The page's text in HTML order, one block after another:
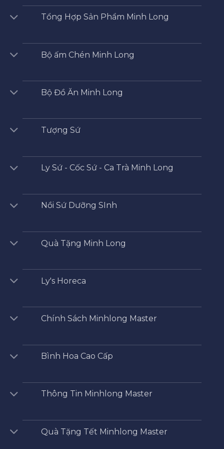
Tổng Hợp Sản Phẩm Minh Long
Bộ ấm Chén Minh Long
Bộ Đồ Ăn Minh Long
Tượng Sứ
Ly Sứ - Cốc Sứ - Ca Trà Minh Long
Nồi Sứ Dưỡng SInh
Quà Tặng Minh Long
Ly's Horeca
Chính Sách Minhlong Master
Bình Hoa Cao Cấp
Thông Tin Minhlong Master
Quà Tặng Tết Minhlong Master